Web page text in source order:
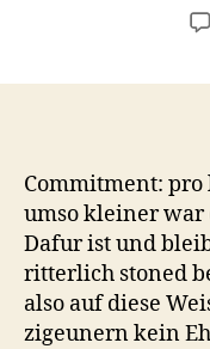
Commitment: pro
umso kleiner war
Dafur ist und
ritterlich stoned
also auf diese
zigeunern kein